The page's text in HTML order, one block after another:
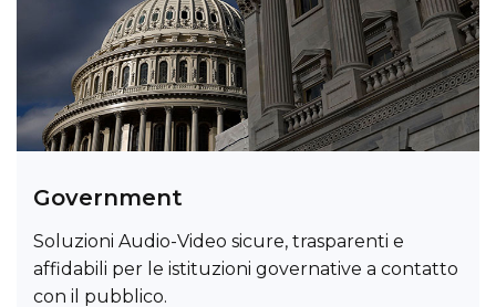
Government
Soluzioni Audio-Video sicure, trasparenti e
affidabili per le istituzioni governative a contatto
con il pubblico.